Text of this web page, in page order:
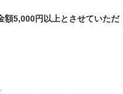
額5,000円以上とさせていただ